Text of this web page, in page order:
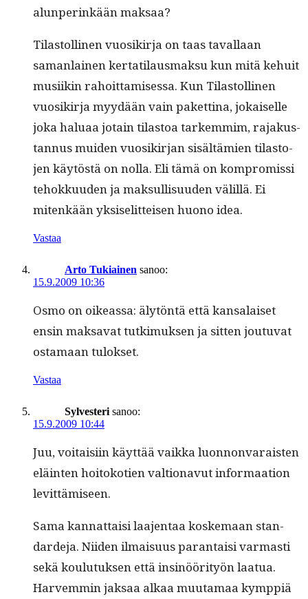
alun­perinkään maksaa?
Tilas­tolli­nen vuosikir­ja on taas taval­laan
saman­lainen ker­tati­laus­mak­su kun mitä kehuit
musi­ikin rahoit­tamises­sa. Kun Tilas­tolli­nen
vuosikir­ja myy­dään vain paket­ti­na, jokaiselle
joka halu­aa jotain tilas­toa tarkem­mim, rajakus­
tan­nus muiden vuosikir­jan sisältämien tilas­to­
jen käytöstä on nol­la. Eli tämä on kom­pro­mis­si
tehokku­u­den ja mak­sullisu­u­den välil­lä. Ei
mitenkään yksiselit­teisen huono idea.
Vastaa
Arto Tukiainen sanoo:
15.9.2009 10:36
Osmo on oike­as­sa: älytön­tä että kansalaiset
ensin mak­sa­vat tutkimuk­sen ja sit­ten joutu­vat
osta­maan tulokset.
Vastaa
Sylvesteri sanoo:
15.9.2009 10:44
Juu, voitaisi­in käyt­tää vaik­ka luon­non­va­rais­ten
eläin­ten hoitoko­tien val­tion­avut infor­maa­tion
levittämiseen.
Sama kan­nat­taisi laa­jen­taa koske­maan stan­
dard­e­ja. Niiden ilmaisu­us paran­taisi var­masti
sekä koulu­tuk­sen että insinööri­työn laat­ua.
Harvem­min jak­saa alkaa muu­ta­maa kymp­piä